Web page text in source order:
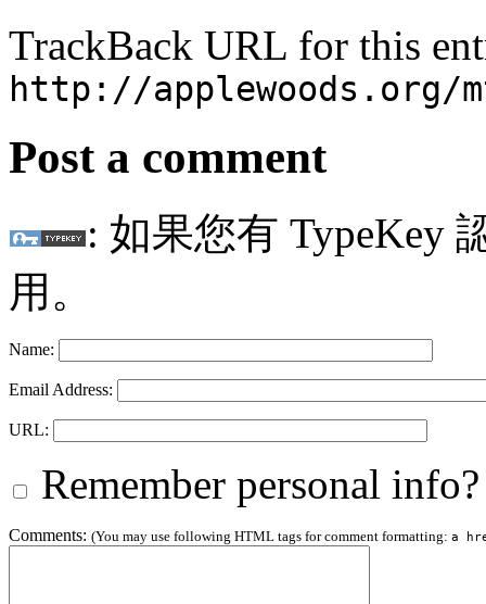
TrackBack URL for this
http://applewoods.org/
Post a comment
: 如果您有 TypeKey
用。
Name:
Email Address:
URL:
Remember personal info?
Comments: (You may use following HTML tags for comment formatting: a